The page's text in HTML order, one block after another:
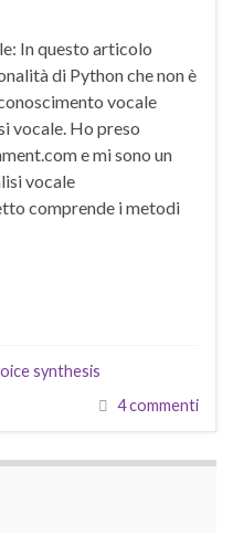
In questo articolo
di Python che non è
vocale
vocale. Ho preso
e mi sono un
vocale
comprende i metodi
synthesis
4 commenti